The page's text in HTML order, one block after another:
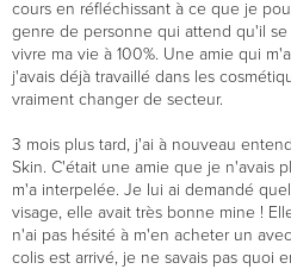
cours en réfléchissant à ce que je
genre de personne qui attend qu'il
vivre ma vie à 100%. Une amie qui
j'avais déjà travaillé dans les
vraiment changer de secteur.
3 mois plus tard, j'ai à nouveau
Skin. C'était une amie que je n'avais
m'a interpelée. Je lui ai demandé
visage, elle avait très bonne mine !
n'ai pas hésité à m'en acheter un
colis est arrivé, je ne savais pas quoi